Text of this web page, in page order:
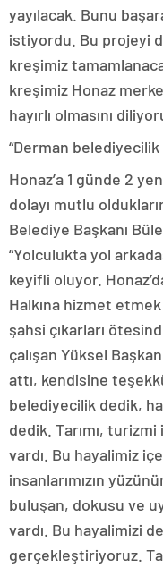
yayılacak. Bunu
istiyordu. Bu projeyi
kreşimiz
kreşimiz Honaz
hayırlı olmasını
“Derman belediyecilik
Honaz’a 1 günde 2
dolayı mutlu
Belediye Başkanı
“Yolculukta yol
keyifli oluyor.
Halkına hizmet
şahsi çıkarları
çalışan Yüksel
attı, kendisine
belediyecilik dedik,
dedik. Tarımı,
vardı. Bu hayalimiz
insanlarımızın
buluşan, dokusu ve
vardı. Bu hayalimizi
gerçekleştiriyoruz.